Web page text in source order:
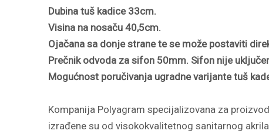
Dubina tuš kadice 33cm.
Visina na nosaču 40,5cm.
Ojačana sa donje strane te se može postaviti
Prečnik odvoda za sifon 50mm. Sifon nije
Mogućnost poručivanja ugradne varijante tuš
Kompanija Polyagram specijalizovana za
izrađene su od visokokvalitetnog sanitarnog